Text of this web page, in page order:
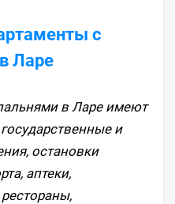
с
Ларе
в Ларе имеют
и
остановки
аптеки,